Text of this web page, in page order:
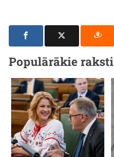
Populārākie raksti